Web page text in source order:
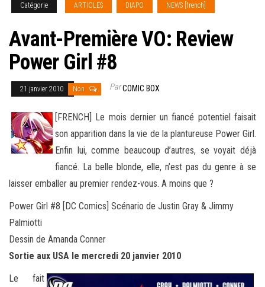
Catégorie ARTICLES DIAPO NEWS [french]
Avant-Première VO: Review
Power Girl #8
21 janvier 2010 Non ParCOMIC BOX
[FRENCH] Le mois dernier un fiancé potentiel faisait
son apparition dans la vie de la plantureuse Power Girl.
Enfin lui, comme beaucoup d’autres, se voyait déjà
fiancé. La belle blonde, elle, n’est pas du genre à se
laisser emballer au premier rendez-vous. A moins que ?
Power Girl #8 [DC Comics] Scénario de Justin Gray & Jimmy
Palmiotti
Dessin de Amanda Conner
Sortie aux USA le mercredi 20 janvier 2010
Le fait